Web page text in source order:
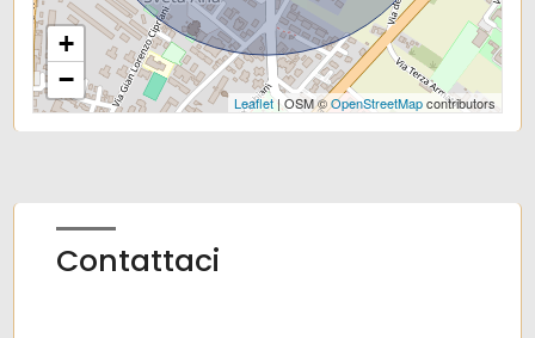
Uffici comunali
+
−
Leaflet| OSM ©OpenStreetMapcontributors
Contattaci